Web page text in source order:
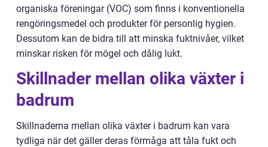
organiska föreningar (VOC) som finns i konventionella
rengöringsmedel och produkter för personlig hygien.
Dessutom kan de bidra till att minska fuktnivåer, vilket
minskar risken för mögel och dålig lukt.
Skillnader mellan olika växter i
badrum
Skillnaderna mellan olika växter i badrum kan vara
tydliga när det gäller deras förmåga att tåla fukt och